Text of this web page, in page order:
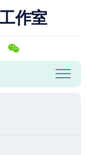
作室